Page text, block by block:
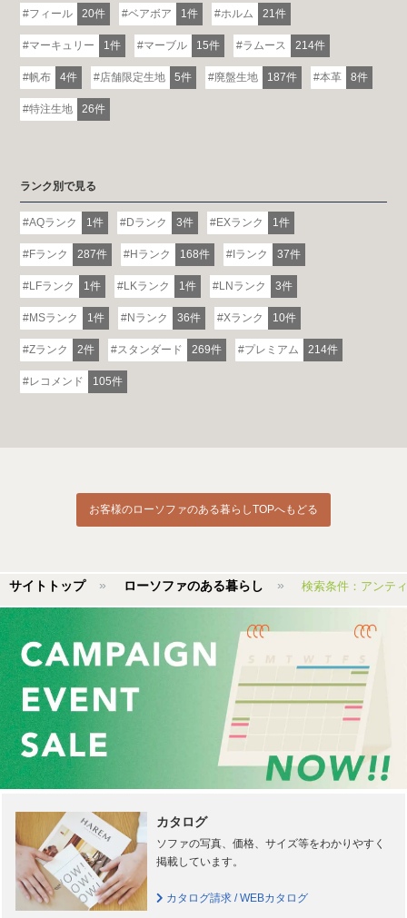
フィール 20件 ベアボア 1件 ホルム 21件
マーキュリー 1件 マーブル 15件 ラムース 214件
帆布 4件 店舗限定生地 5件 廃盤生地 187件 本革 8件
特注生地 26件
ランク別で見る
AQランク 1件 Dランク 3件 EXランク 1件
Fランク 287件 Hランク 168件 Iランク 37件
LFランク 1件 LKランク 1件 LNランク 3件
MSランク 1件 Nランク 36件 Xランク 10件
Zランク 2件 スタンダード 269件 プレミアム 214件
レコメンド 105件
お客様のローソファのある暮らしTOPへもどる
サイトトップ ローソファのある暮らし 検索条件：アンテ
カタログ
ソファの写真、価格、サイズ等をわかりやすく
掲載しています。
カタログ請求 / WEBカタログ